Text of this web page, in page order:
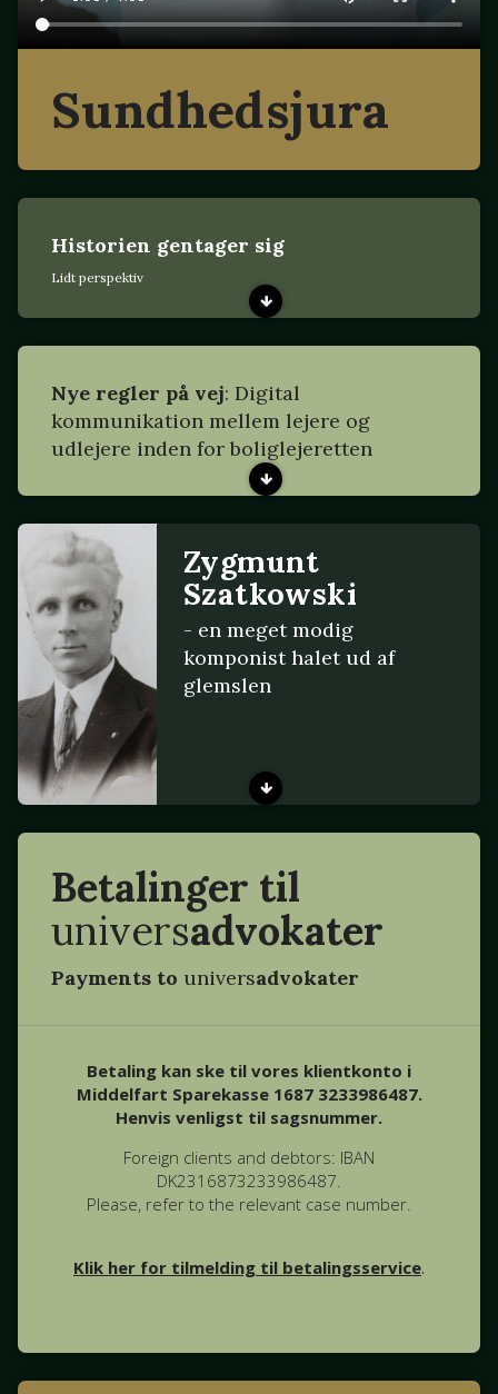
Sundhedsjura
Historien gentager sig
Lidt perspektiv
Nye regler på vej: Digital
kommunikation mellem lejere og
udlejere inden for boliglejeretten
Zygmunt
Szatkowski
- en meget modig
komponist halet ud af
glemslen
Betalinger til
universadvokater
Payments to universadvokater
Betaling kan ske til vores klientkonto i
Middelfart Sparekasse 1687 3233986487.
Henvis venligst til sagsnummer.
Foreign clients and debtors: IBAN
DK2316873233986487.
Please, refer to the relevant case number.
Klik her for tilmelding til betalingsservice.